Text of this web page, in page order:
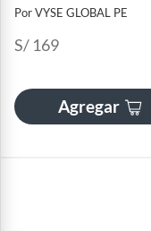
Por VYSE GLOBAL PE
S/ 169
Agregar